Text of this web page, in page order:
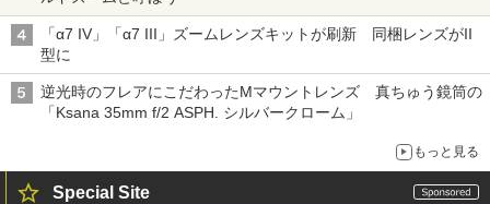
「α7 IV」「α7 III」ズームレンズキットが刷新 同梱レンズがII
型に
逆光時のフレアにこだわったMマウントレンズ 真ちゅう鏡筒の
「Ksana 35mm f/2 ASPH. シルバークローム」
もっと見る
Special Site